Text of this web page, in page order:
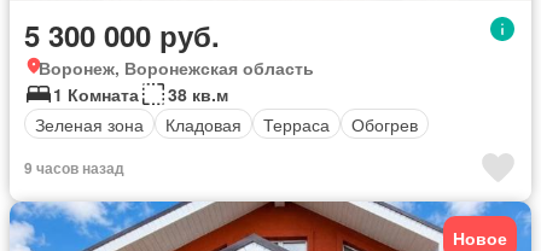
5 300 000 руб.
Воронеж, Воронежская область
1 Комната
38 кв.м
Зеленая зона
Кладовая Терраса Обогрев
9 часов назад
Новое